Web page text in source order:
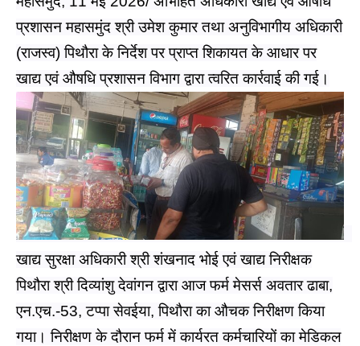
महासमुंद, 11 मई 2026/ अभिहित अधिकारी खाद्य एवं औषधि
प्रशासन महासमुंद श्री उमेश कुमार तथा अनुविभागीय अधिकारी
(राजस्व) पिथौरा के निर्देश पर प्राप्त शिकायत के आधार पर
खाद्य एवं औषधि प्रशासन विभाग द्वारा त्वरित कार्रवाई की गई।
खाद्य सुरक्षा अधिकारी श्री शंखनाद भोई एवं खाद्य निरीक्षक
पिथौरा श्री दिव्यांशु देवांगन द्वारा आज फर्म मेसर्स अवतार ढाबा,